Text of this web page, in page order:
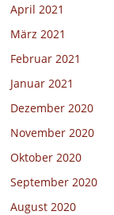
April 2021
März 2021
Februar 2021
Januar 2021
Dezember 2020
November 2020
Oktober 2020
September 2020
August 2020